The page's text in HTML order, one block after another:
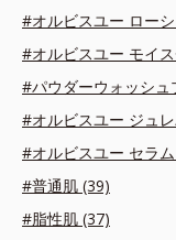
#オルビスユー ロー
#オルビスユー モイ
#パウダーウォッシュ
#オルビスユー ジュ
#オルビスユー セラ
#普通肌 (39)
#脂性肌 (37)